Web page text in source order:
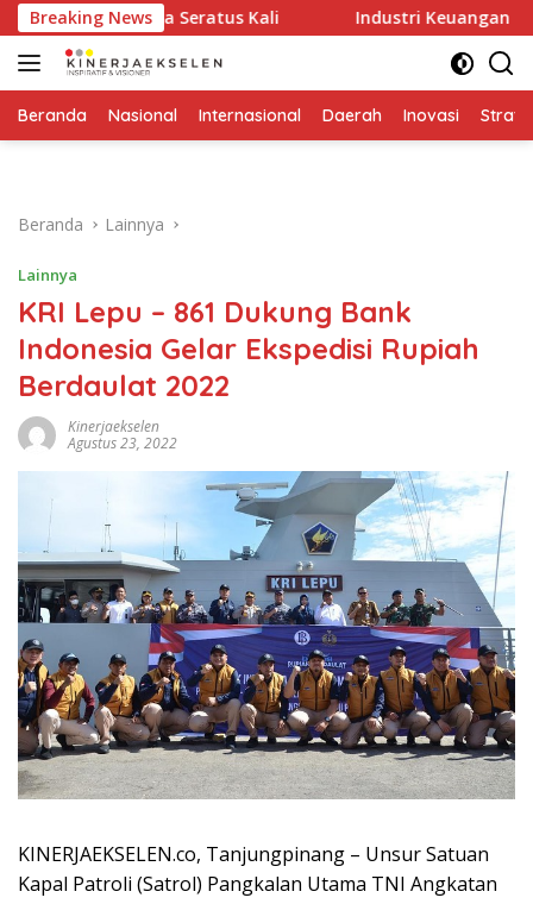
Langsung
ke
konten
Breaking News
Seratus Kali Industri Keuangan Syariah
Beranda Nasional Internasional Daerah Inovasi
Beranda Lainnya
Lainnya
KRI Lepu – 861 Dukung Bank
Indonesia Gelar Ekspedisi Rupiah
Berdaulat 2022
Kinerjaekselen
Agustus 23, 2022
KINERJAEKSELEN.co, Tanjungpinang – Unsur Satuan
Kapal Patroli (Satrol) Pangkalan Utama TNI Angkatan